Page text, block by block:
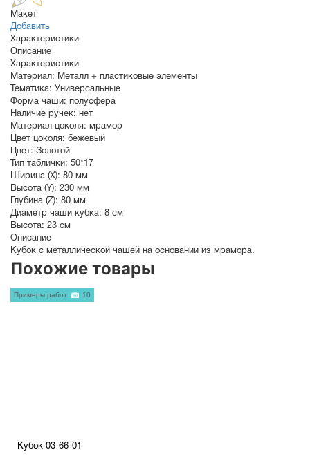
Макет
Добавить
Характеристики
Описание
Характеристики
Материал: Металл + пластиковые элементы
Тематика: Универсальные
Форма чаши: полусфера
Наличие ручек: нет
Материал цоколя: мрамор
Цвет цоколя: бежевый
Цвет: Золотой
Тип таблички: 50*17
Ширина (X): 80 мм
Высота (Y): 230 мм
Глубина (Z): 80 мм
Диаметр чаши кубка: 8 см
Высота: 23 см
Описание
Кубок с металлической чашей на основании из мрамора.
Похожие товары
Кубок 03-66-01
Примеры работ 10